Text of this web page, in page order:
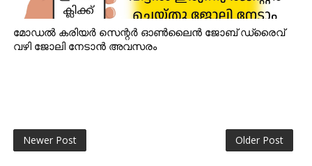
മോഡൽ കരിയർ സെന്റർ ഓൺലൈൻ ജോബ് ഡ്രൈവ്
വഴി ജോലി നേടാൻ അവസരം
Newer Post Older Post